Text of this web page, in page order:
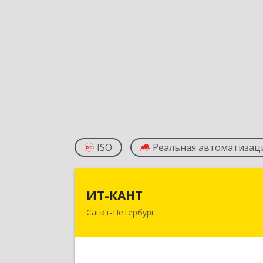
ISO Реальная
ИТ-КАНТ
Санкт-Петербург192102, Санкт-Петербург г,